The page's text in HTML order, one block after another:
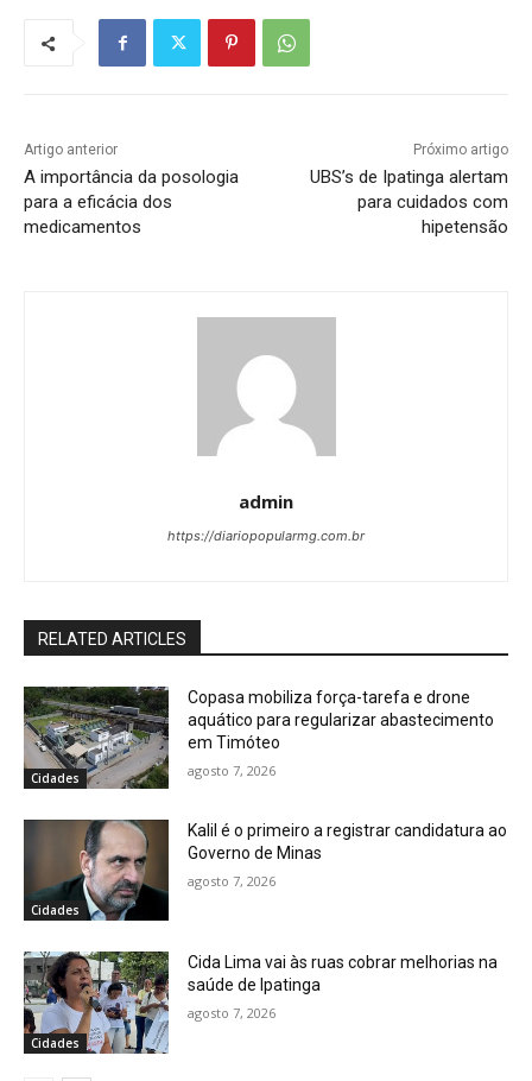
Artigo anterior
A importância da posologia
para a eficácia dos
medicamentos
Próximo artigo
UBS’s de Ipatinga alertam
para cuidados com
hipetensão
admin
https://diariopopularmg.com.br
RELATED ARTICLES
Cidades
Copasa mobiliza força-tarefa e drone
aquático para regularizar abastecimento
em Timóteo
agosto 7, 2026
Cidades
Kalil é o primeiro a registrar candidatura ao
Governo de Minas
agosto 7, 2026
Cidades
Cida Lima vai às ruas cobrar melhorias na
saúde de Ipatinga
agosto 7, 2026